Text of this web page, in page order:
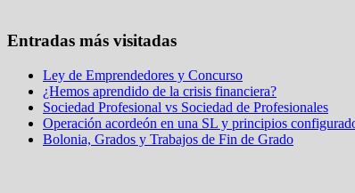
Entradas más visitadas
Ley de Emprendedores y Concurso
¿Hemos aprendido de la crisis financiera?
Sociedad Profesional vs Sociedad de Profesionales
Operación acordeón en una SL y principios
Bolonia, Grados y Trabajos de Fin de Grado